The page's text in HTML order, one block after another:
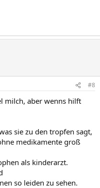
#8
milch, aber wenns hilft
sie zu den tropfen sagt,
medikamente groß
als kinderarzt.
so leiden zu sehen.